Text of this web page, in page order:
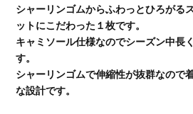
シャーリンゴムからふわっとひろがる
ットにこだわった１枚です。
キャミソール仕様なのでシーズン中長
す。
シャーリンゴムで伸縮性が抜群なので
な設計です。